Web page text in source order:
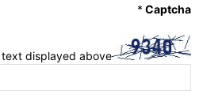
Captcha
*
displayed above: